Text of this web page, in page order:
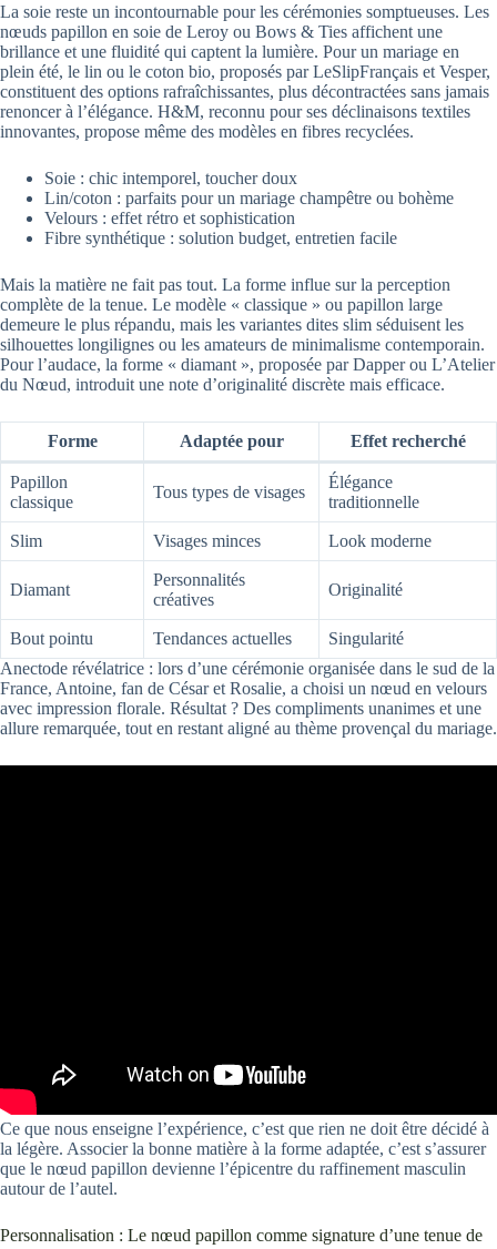
La soie reste un incontournable pour les cérémonies somptueuses. Les
nœuds papillon en soie de Leroy ou Bows & Ties affichent une
brillance et une fluidité qui captent la lumière. Pour un mariage en
plein été, le lin ou le coton bio, proposés par LeSlipFrançais et Vesper,
constituent des options rafraîchissantes, plus décontractées sans jamais
renoncer à l’élégance. H&M, reconnu pour ses déclinaisons textiles
innovantes, propose même des modèles en fibres recyclées.
Soie : chic intemporel, toucher doux
Lin/coton : parfaits pour un mariage champêtre ou bohème
Velours : effet rétro et sophistication
Fibre synthétique : solution budget, entretien facile
Mais la matière ne fait pas tout. La forme influe sur la perception
complète de la tenue. Le modèle « classique » ou papillon large
demeure le plus répandu, mais les variantes dites slim séduisent les
silhouettes longilignes ou les amateurs de minimalisme contemporain.
Pour l’audace, la forme « diamant », proposée par Dapper ou L’Atelier
du Nœud, introduit une note d’originalité discrète mais efficace.
Forme Adaptée pour Effet recherché
Papillon
classique
Tous types de visages
Élégance
traditionnelle
Slim Visages minces Look moderne
Diamant
Personnalités
créatives
Originalité
Bout pointu Tendances actuelles
Singularité
Anectode révélatrice : lors d’une cérémonie organisée dans le sud de la
France, Antoine, fan de César et Rosalie, a choisi un nœud en velours
avec impression florale. Résultat ? Des compliments unanimes et une
allure remarquée, tout en restant aligné au thème provençal du mariage.
Ce que nous enseigne l’expérience, c’est que rien ne doit être décidé à
la légère. Associer la bonne matière à la forme adaptée, c’est s’assurer
que le nœud papillon devienne l’épicentre du raffinement masculin
autour de l’autel.
Personnalisation : Le nœud papillon comme signature d’une tenue de